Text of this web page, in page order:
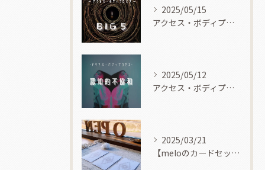
2025/05/15
アクセス・ボディプロセス
2025/05/12
アクセス・ボディプロセス
2025/03/21
【meloのカードセッション】